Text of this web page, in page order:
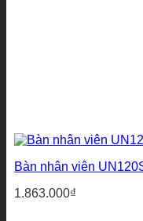
Bàn nhân viên
1.863.000₫